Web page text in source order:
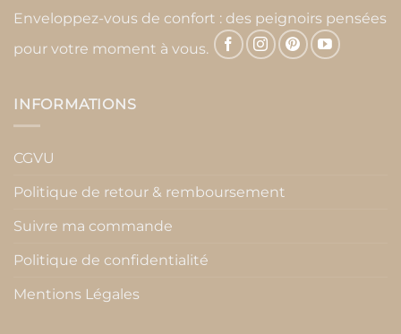
Enveloppez-vous de confort : des peignoirs pensées
pour votre moment à vous.
INFORMATIONS
CGVU
Politique de retour & remboursement
Suivre ma commande
Politique de confidentialité
Mentions Légales